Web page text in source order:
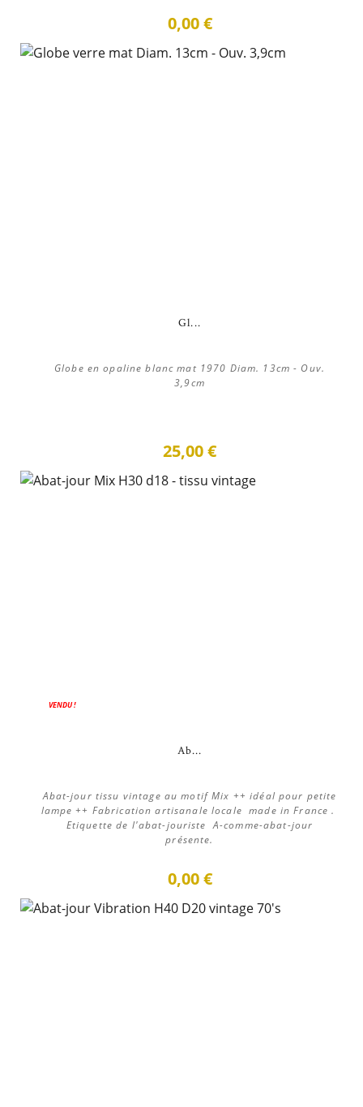
0,00 €
Gl...
Globe en opaline blanc mat 1970 Diam. 13cm - Ouv.
3,9cm
25,00 €
PROMO !
VENDU !
Ab...
Abat-jour tissu vintage au motif Mix ++ idéal pour petite
lampe ++ Fabrication artisanale locale made in France .
Etiquette de l'abat-jouriste A-comme-abat-jour
présente.
0,00 €